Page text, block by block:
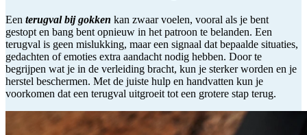
Een terugval bij gokken kan zwaar voelen, vooral als je bent
gestopt en bang bent opnieuw in het patroon te belanden. Een
terugval is geen mislukking, maar een signaal dat bepaalde situaties,
gedachten of emoties extra aandacht nodig hebben. Door te
begrijpen wat je in de verleiding bracht, kun je sterker worden en je
herstel beschermen. Met de juiste hulp en handvatten kun je
voorkomen dat een terugval uitgroeit tot een grotere stap terug.